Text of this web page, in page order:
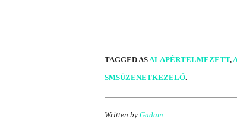
TAGGED ASALAPÉRTELMEZETT,
SMSÜZENETKEZELŐ.
Written by Gadam